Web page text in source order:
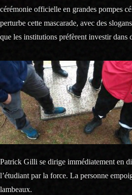
cérémonie officielle en grandes pompes
perturbe cette mascarade, avec des
que les institutions préfèrent investir dans
Patrick Gilli se dirige immédiatement en
l’étudiant par la force. La personne
lambeaux.